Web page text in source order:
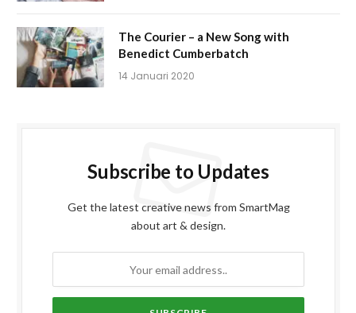
The Courier – a New Song with
Benedict Cumberbatch
14 Januari 2020
Subscribe to Updates
Get the latest creative news from SmartMag
about art & design.